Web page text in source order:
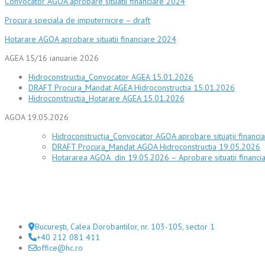
Procura speciala de imputernicire – draft
Hotarare AGOA aprobare situatii financiare 2024
AGEA 15/16 ianuarie 2026
Hidroconstructia_Convocator AGEA 15.01.2026
DRAFT Procura_Mandat AGEA Hidroconstructia 15.01.2026
Hidroconstructia_Hotarare AGEA 15.01.2026
AGOA 19.05.2026
Hidroconstrucţia_Convocator AGOA aprobare situaţii
DRAFT Procura_Mandat AGOA Hidroconstructia 19.05.2026
Hotararea AGOA din 19.05.2026 – Aprobare situatii
București, Calea Dorobantilor, nr. 103-105, sector 1
+40 212 081 411
office@hc.ro